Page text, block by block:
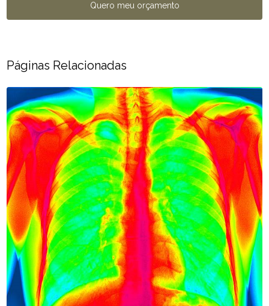
Quero meu orçamento
Páginas Relacionadas